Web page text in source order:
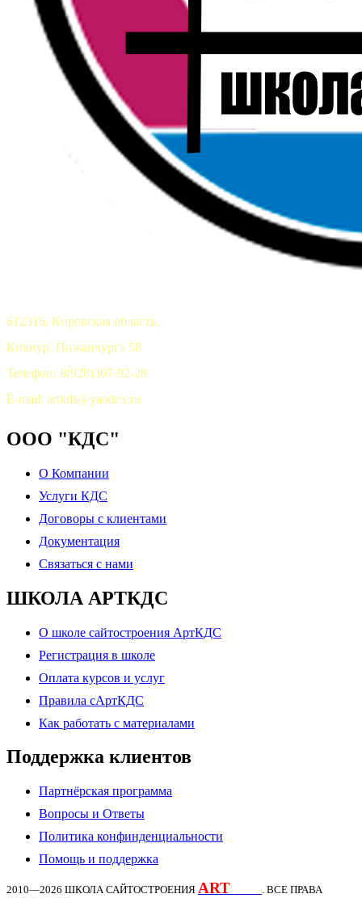
612316, Кировская область,
Кикнур, Пижанчурга 58
Телефон: 8(928)307-92-28
E-mail: artkds@yandex.ru
ООО "КДС"
О Компании
Услуги КДС
Договоры с клиентами
Документация
Связаться с нами
ШКОЛА АРТКДС
О школе сайтостроения АртКДС
Регистрация в школе
Оплата курсов и услуг
Правила сАртКДС
Как работать с материалами
Поддержка клиентов
Партнёрская программа
Вопросы и Ответы
Политика конфинденциальности
Помощь и поддержка
2010—2026 ШКОЛА САЙТОСТРОЕНИЯ ART
. ВСЕ ПРАВА